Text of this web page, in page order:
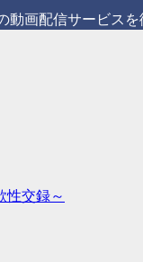
動画配信サービスを
性交録～